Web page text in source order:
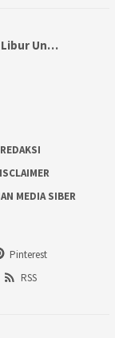
Libur Un…
REDAKSI
MEDIA SIBER
Pinterest
RSS